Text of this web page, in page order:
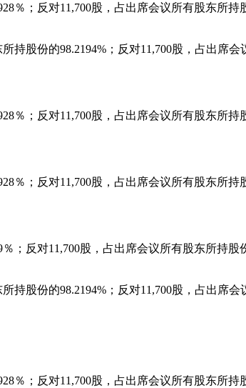
％；反对11,700股，占出席会议所有股东所持
持股份的98.2194% ；反对11,700股，占出席会
％；反对11,700股，占出席会议所有股东所持
％；反对11,700股，占出席会议所有股东所持
％；反对11,700股，占出席会议所有股东所持股
持股份的98.2194% ；反对11,700股，占出席会
％；反对11,700股，占出席会议所有股东所持